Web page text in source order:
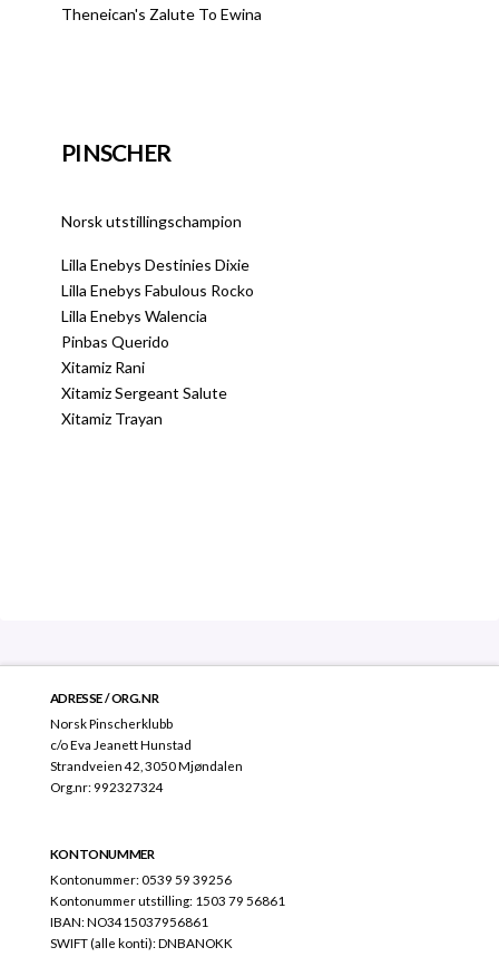
Theneican's Zalute To Ewina
PINSCHER
Norsk utstillingschampion
Lilla Enebys Destinies Dixie
Lilla Enebys Fabulous Rocko
Lilla Enebys Walencia
Pinbas Querido
Xitamiz Rani
Xitamiz Sergeant Salute
Xitamiz Trayan
ADRESSE / ORG.NR
Norsk Pinscherklubb
c/o Eva Jeanett Hunstad
Strandveien 42, 3050 Mjøndalen
Org.nr: 992327324
KONTONUMMER
Kontonummer: 0539 59 39256
Kontonummer utstilling: 1503 79 56861
IBAN: NO3415037956861
SWIFT (alle konti): DNBANOKK